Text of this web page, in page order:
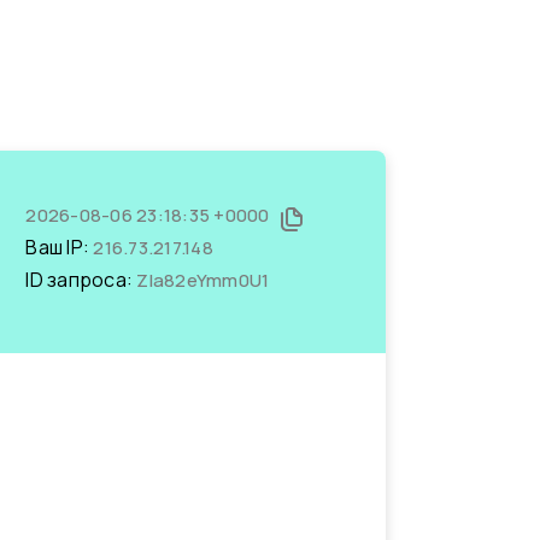
2026-08-06 23:18:35 +0000
Ваш IP:216.73.217.148
ID запроса: ZIa82eYmm0U1